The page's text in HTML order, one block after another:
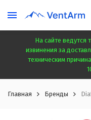
На сайте ведутся
извинения за
техническим
Главная Бренды